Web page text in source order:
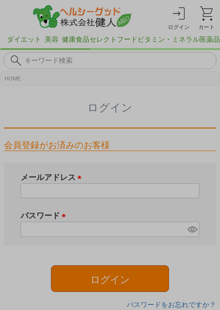
ログイン カート
ダイエット 美容 健康食品セレクトフード ビタミン・ミネラル医薬品
HOME
ログイン
会員登録がお済みのお客様
メールアドレス
パスワード
)
ログイン
パスワードをお忘れですか？